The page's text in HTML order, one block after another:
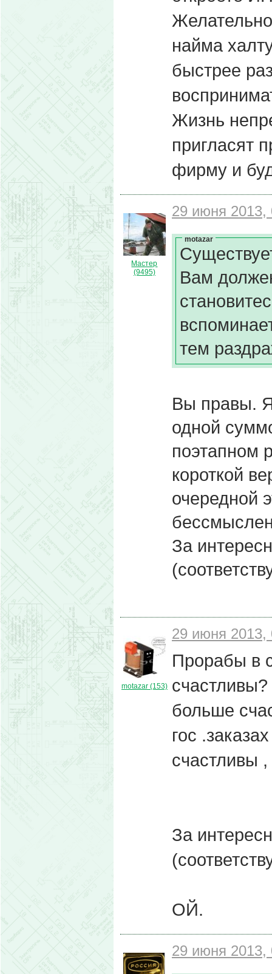
найма
быстрее
Жизнь
пригласят
фирму и
Мастер
(9495)
29 июня 2013,
motazar
Вам
тем
Вы правы.
одной
поэтапном
короткой
очередной
За
motazar (153)
29 июня 2013,
Прорабы в
больше
гос
счастливы
За
ОЙ.
29 июня 2013,